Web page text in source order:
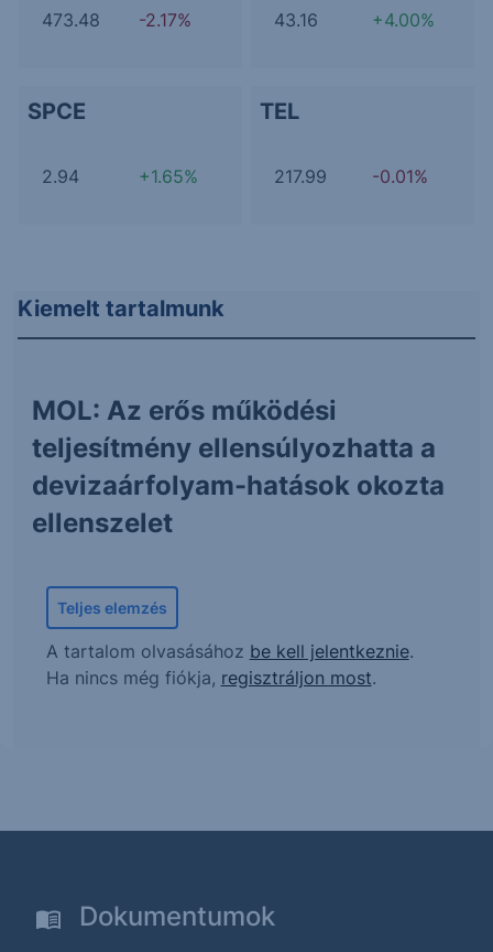
473.48 -2.17% 43.16 +4.00%
SPCE
2.94 +1.65%
TEL
217.99 -0.01%
Kiemelt tartalmunk
MOL: Az erős működési
teljesítmény ellensúlyozhatta a
devizaárfolyam-hatások okozta
ellenszelet
Teljes elemzés
A tartalom olvasásához be kell jelentkeznie.
Ha nincs még fiókja, regisztráljon most.
Dokumentumok